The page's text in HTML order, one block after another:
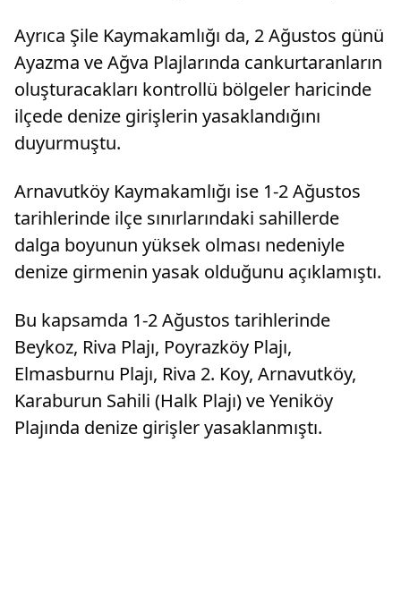
Ayrıca Şile Kaymakamlığı da, 2 Ağustos günü
Ayazma ve Ağva Plajlarında cankurtaranların
oluşturacakları kontrollü bölgeler haricinde
ilçede denize girişlerin yasaklandığını
duyurmuştu.
Arnavutköy Kaymakamlığı ise 1-2 Ağustos
tarihlerinde ilçe sınırlarındaki sahillerde
dalga boyunun yüksek olması nedeniyle
denize girmenin yasak olduğunu açıklamıştı.
Bu kapsamda 1-2 Ağustos tarihlerinde
Beykoz, Riva Plajı, Poyrazköy Plajı,
Elmasburnu Plajı, Riva 2. Koy, Arnavutköy,
Karaburun Sahili (Halk Plajı) ve Yeniköy
Plajında denize girişler yasaklanmıştı.